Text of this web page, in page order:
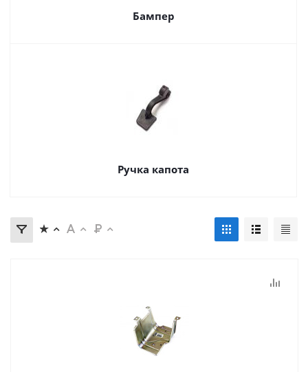
Бампер
Ручка капота